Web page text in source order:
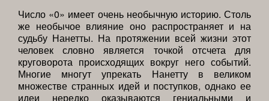
Число «0» имеет очень необычную историю. Столь
же необычое влияние оно распространяет и на
судьбу Нанетты. На протяжении всей жизни этот
человек словно является точкой отсчета для
круговорота происходящих вокруг него событий.
Многие многут упрекать Нанетту в великом
множестве странных идей и поступков, однако ее
идеи нередко оказываются гениальными и